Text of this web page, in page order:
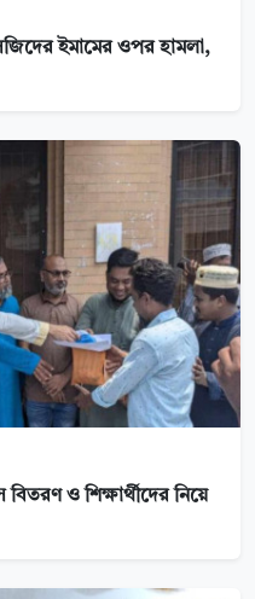
ইমামের ওপর হামলা,
ও শিক্ষার্থীদের নিয়ে